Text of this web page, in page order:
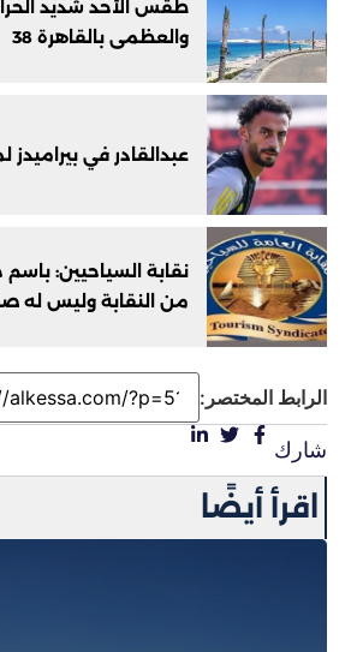
طقس الأحد شديد
والعظمى بالقاهرة 38
عبدالقادر في بيراميدز لمدة ٣
نقابة السياحيين:
من النقابة وليس له
الرابط المختصر:
شارك
اقرأ أيضًا